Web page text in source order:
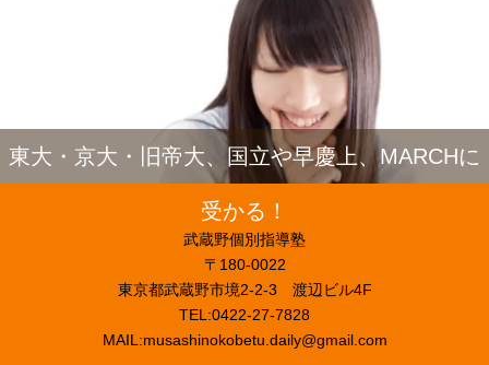
東大・京大・旧帝大、国立や早慶上、MARCHに
受かる！
武蔵野個別指導塾
〒180-0022
東京都武蔵野市境2-2-3 渡辺ビル4F
TEL:0422-27-7828
MAIL:musashinokobetu.daily@gmail.com